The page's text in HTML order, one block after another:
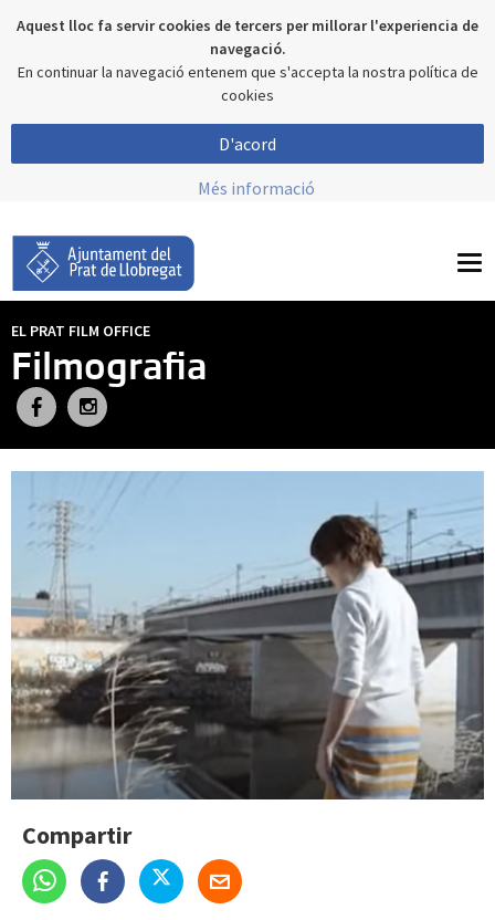
Aquest lloc fa servir cookies de tercers per millorar l'experiencia de
navegació.
En continuar la navegació entenem que s'accepta la nostra política de
cookies
D'acord
Més informació
EL PRAT FILM OFFICE
Filmografia
Compartir